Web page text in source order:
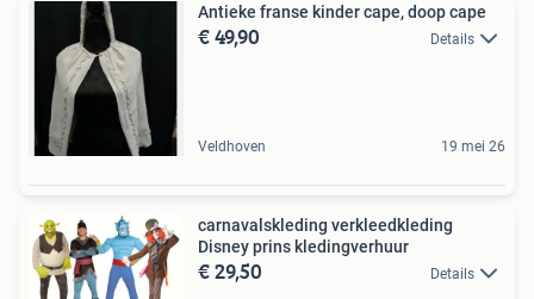
Antieke franse kinder cape, doop cape
€ 49,90 Details
Veldhoven 19 mei 26
carnavalskleding verkleedkleding
Disney prins kledingverhuur
€ 29,50 Details